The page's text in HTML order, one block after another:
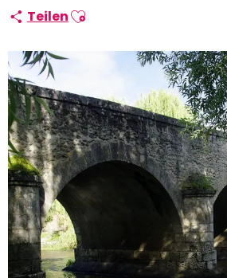
TeilenAjouter aux favoris